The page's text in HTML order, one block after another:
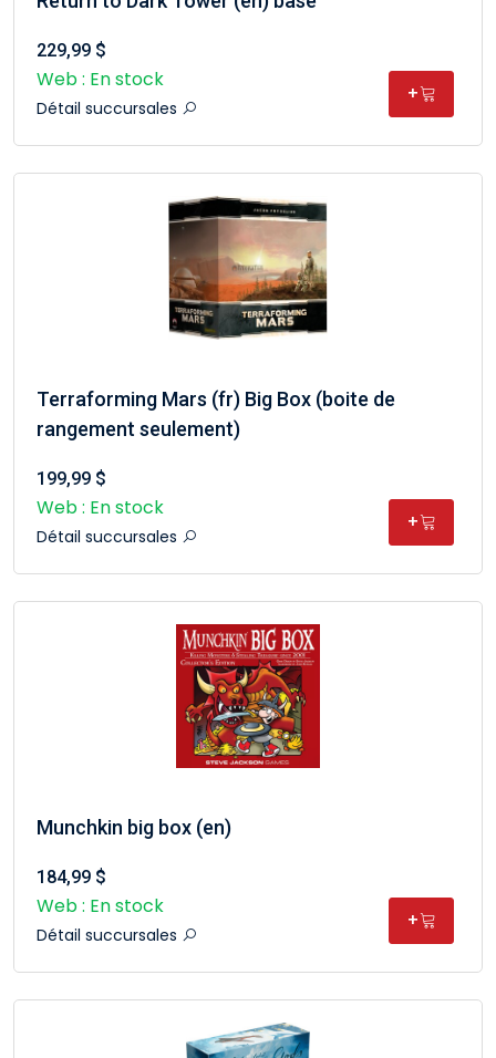
229,99 $
Web : En stock
Détail succursales
+
Terraforming Mars (fr) Big Box (boite de
rangement seulement)
199,99 $
Web : En stock
Détail succursales
+
Munchkin big box (en)
184,99 $
Web : En stock
Détail succursales
+